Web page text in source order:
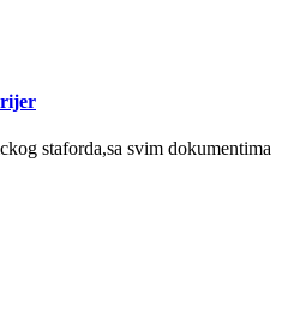
staforda,sa svim dokumentima